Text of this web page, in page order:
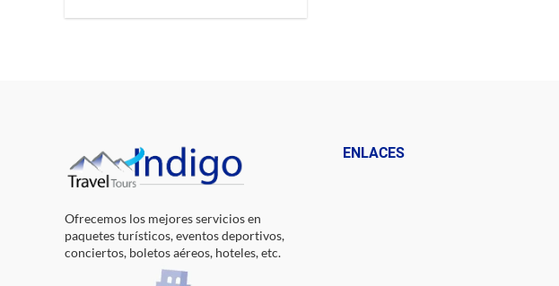
Ofrecemos los mejores servicios en
paquetes turísticos, eventos deportivos,
conciertos, boletos aéreos, hoteles, etc.
ENLACES